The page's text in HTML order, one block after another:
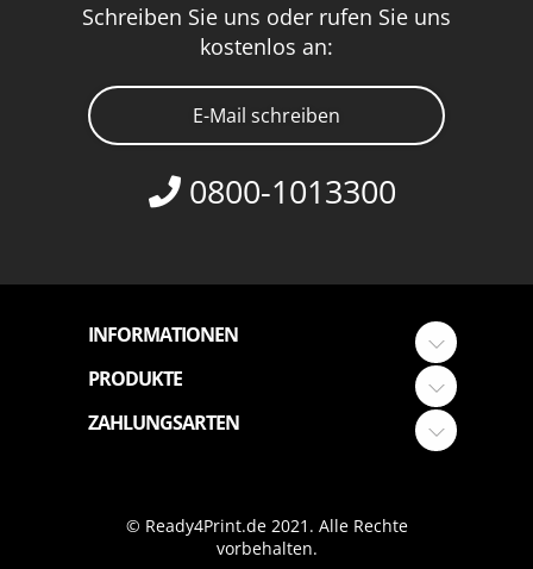
Schreiben Sie uns oder rufen Sie uns
kostenlos an:
E-Mail schreiben
0800-1013300
INFORMATIONEN
PRODUKTE
ZAHLUNGSARTEN
© Ready4Print.de 2021. Alle Rechte
vorbehalten.